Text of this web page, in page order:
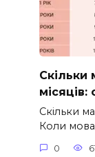
Скільки
місяців:
Скільки
Коли
0